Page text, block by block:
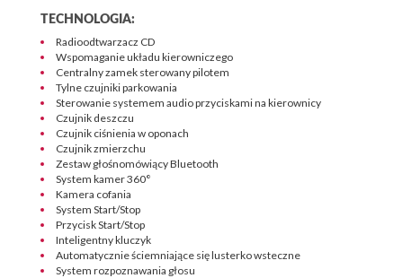
TECHNOLOGIA:
Radioodtwarzacz CD
Wspomaganie układu kierowniczego
Centralny zamek sterowany pilotem
Tylne czujniki parkowania
Sterowanie systemem audio przyciskami na kierownicy
Czujnik deszczu
Czujnik ciśnienia w oponach
Czujnik zmierzchu
Zestaw głośnomówiący Bluetooth
System kamer 360°
Kamera cofania
System Start/Stop
Przycisk Start/Stop
Inteligentny kluczyk
Automatycznie ściemniające się lusterko wsteczne
System rozpoznawania głosu